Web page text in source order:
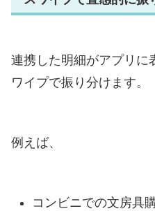
連携した明細がアプリに
ワイプで振り分けます。
例えば、
コンビニでの文房具